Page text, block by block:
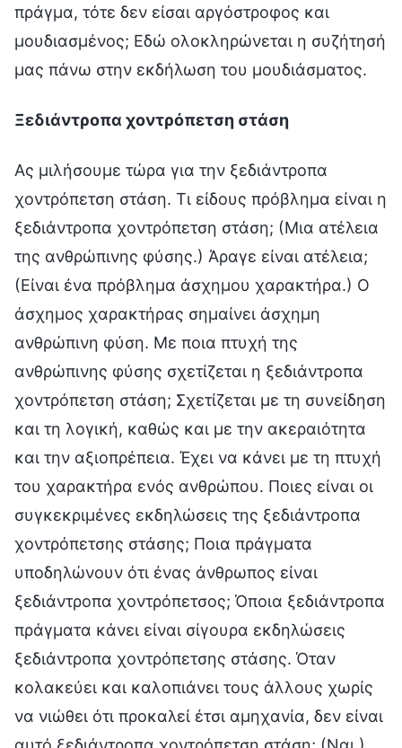
πράγμα, τότε δεν είσαι αργόστροφος και
μουδιασμένος; Εδώ ολοκληρώνεται η συζήτησή
μας πάνω στην εκδήλωση του μουδιάσματος.
Ξεδιάντροπα χοντρόπετση στάση
Ας μιλήσουμε τώρα για την ξεδιάντροπα
χοντρόπετση στάση. Τι είδους πρόβλημα είναι η
ξεδιάντροπα χοντρόπετση στάση; (Μια ατέλεια
της ανθρώπινης φύσης.) Άραγε είναι ατέλεια;
(Είναι ένα πρόβλημα άσχημου χαρακτήρα.) Ο
άσχημος χαρακτήρας σημαίνει άσχημη
ανθρώπινη φύση. Με ποια πτυχή της
ανθρώπινης φύσης σχετίζεται η ξεδιάντροπα
χοντρόπετση στάση; Σχετίζεται με τη συνείδηση
και τη λογική, καθώς και με την ακεραιότητα
και την αξιοπρέπεια. Έχει να κάνει με τη πτυχή
του χαρακτήρα ενός ανθρώπου. Ποιες είναι οι
συγκεκριμένες εκδηλώσεις της ξεδιάντροπα
χοντρόπετσης στάσης; Ποια πράγματα
υποδηλώνουν ότι ένας άνθρωπος είναι
ξεδιάντροπα χοντρόπετσος; Όποια ξεδιάντροπα
πράγματα κάνει είναι σίγουρα εκδηλώσεις
ξεδιάντροπα χοντρόπετσης στάσης. Όταν
κολακεύει και καλοπιάνει τους άλλους χωρίς
να νιώθει ότι προκαλεί έτσι αμηχανία, δεν είναι